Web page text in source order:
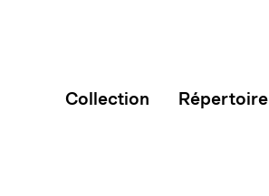
Collection Répertoire